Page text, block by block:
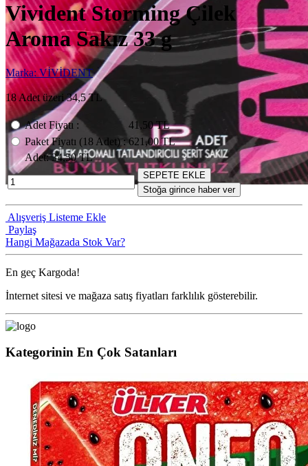
Vivident Storming Çilek
Aroma Sakız 33 g
Marka: VİVİDENT
18 Adet üzeri 34,5 TL
Adet Fiyatı :
41,50 TL
Paket Fiyatı (18 Adet) : 621,00 TL
Adet: 34,50 TL
SEPETE EKLE
Stoğa girince haber ver
Alışveriş Listeme Ekle
Paylaş
Hangi Mağazada Stok Var?
En geç Kargoda!
İnternet sitesi ve mağaza satış fiyatları farklılık gösterebilir.
Kategorinin En Çok Satanları